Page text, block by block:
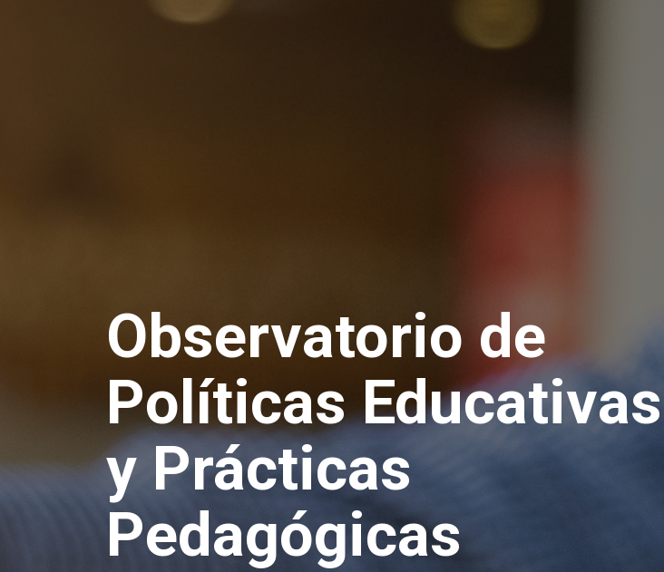
Observatorio de
Políticas Educativas
y Prácticas
Pedagógicas